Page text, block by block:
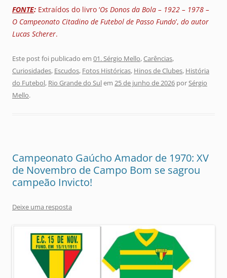
FONTE: Extraídos do livro ‘Os Donos da Bola – 1922 – 1978 –
O Campeonato Citadino de Futebol de Passo Fundo’, do autor
Lucas Scherer.
Este post foi publicado em 01. Sérgio Mello,Carências,
Curiosidades, Escudos, Fotos Históricas, Hinos de Clubes, História
do Futebol, Rio Grande do Sulem 25 de junho de 2026 porSérgio
Mello.
Campeonato Gaúcho Amador de 1970: XV
de Novembro de Campo Bom se sagrou
campeão Invicto!
Deixe uma resposta